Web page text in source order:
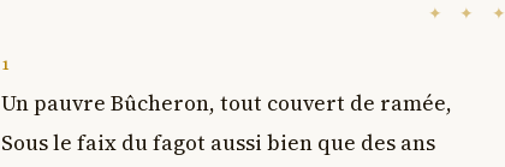
✦ ✦ ✦
1
Un pauvre Bûcheron, tout couvert de ramée,
Sous le faix du fagot aussi bien que des ans